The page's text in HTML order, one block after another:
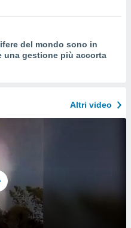
del mondo sono in
una gestione più accorta
Altri video